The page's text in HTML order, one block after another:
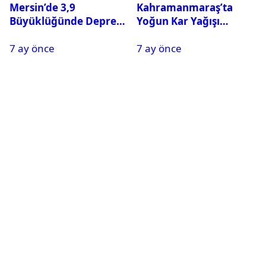
Mersin’de 3,9
Büyüklüğünde Deprem
7 ay önce
Kahramanmaraş’ta
Yoğun Kar Yağışı
Tatil
7 ay önce